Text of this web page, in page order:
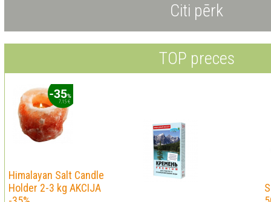
Citi pērk
TOP preces
Himalayan Salt Сandle
Holder 2-3 kg AKCIJA